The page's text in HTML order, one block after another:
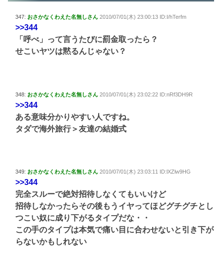
347: おさかなくわえた名無しさん 2010/07/01(木) 23:00:13 ID:I/hTerfm
>>344
「呼べ」って言うたびに罰金取ったら？
せこいヤツは黙るんじゃない？
348: おさかなくわえた名無しさん 2010/07/01(木) 23:02:22 ID:nRf3DH9R
>>344
ある意味分かりやすい人ですね。
タダで海外旅行＞友達の結婚式
349: おさかなくわえた名無しさん 2010/07/01(木) 23:03:11 ID:lXZlw9HG
>>344
完全スルーで絶対招待しなくてもいいけど
招待しなかったらその後もうイヤってほどグチグチとし
つこい奴に成り下がるタイプだな・・
この手のタイプは本気で痛い目に合わせないと引き下が
らないかもしれない